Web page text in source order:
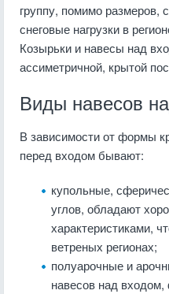
группу, помимо размеров,
снеговые нагрузки в
Козырьки и навесы над
ассиметричной, крытой
Виды навесов
В зависимости от формы
перед входом бывают:
купольные,
углов, обладают
характеристиками,
ветреных регионах;
полуарочные и
навесов над